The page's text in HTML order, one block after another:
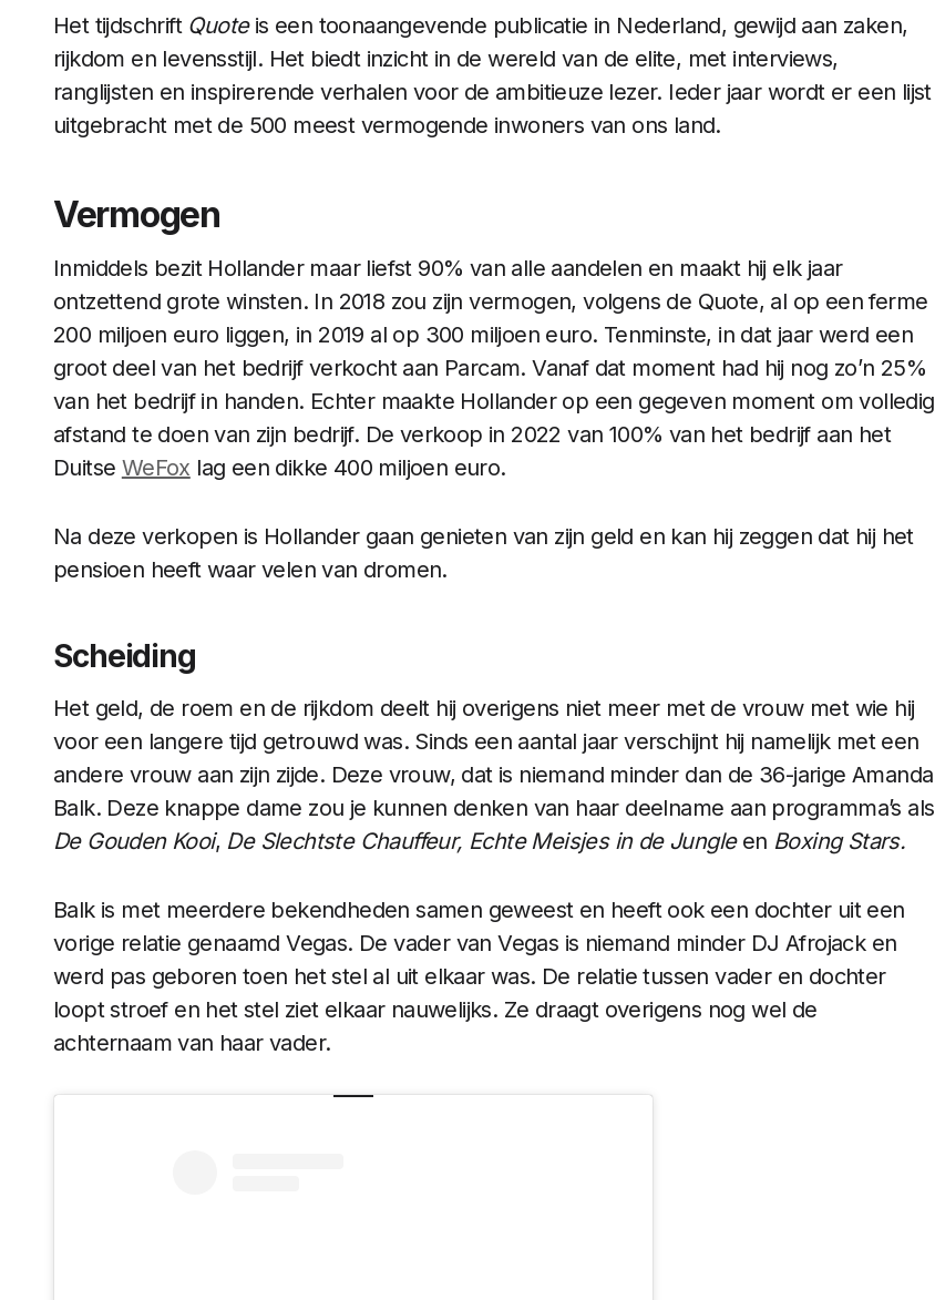
Het tijdschrift Quoteis een toonaangevende publicatie in Nederland, gewijd aan zaken,
rijkdom en levensstijl. Het biedt inzicht in de wereld van de elite, met interviews,
ranglijsten en inspirerende verhalen voor de ambitieuze lezer. Ieder jaar wordt er een lijst
uitgebracht met de 500 meest vermogende inwoners van ons land.
Vermogen
Inmiddels bezit Hollander maar liefst 90% van alle aandelen en maakt hij elk jaar
ontzettend grote winsten. In 2018 zou zijn vermogen, volgens de Quote, al op een ferme
200 miljoen euro liggen, in 2019 al op 300 miljoen euro. Tenminste, in dat jaar werd een
groot deel van het bedrijf verkocht aan Parcam. Vanaf dat moment had hij nog zo’n 25%
van het bedrijf in handen. Echter maakte Hollander op een gegeven moment om volledig
afstand te doen van zijn bedrijf. De verkoop in 2022 van 100% van het bedrijf aan het
Duitse WeFox lag een dikke 400 miljoen euro.
Na deze verkopen is Hollander gaan genieten van zijn geld en kan hij zeggen dat hij het
pensioen heeft waar velen van dromen.
Scheiding
Het geld, de roem en de rijkdom deelt hij overigens niet meer met de vrouw met wie hij
voor een langere tijd getrouwd was. Sinds een aantal jaar verschijnt hij namelijk met een
andere vrouw aan zijn zijde. Deze vrouw, dat is niemand minder dan de 36-jarige Amanda
Balk. Deze knappe dame zou je kunnen denken van haar deelname aan programma’s als
De Gouden Kooi, De Slechtste Chauffeur, Echte Meisjes in de Jungle en Boxing Stars.
Balk is met meerdere bekendheden samen geweest en heeft ook een dochter uit een
vorige relatie genaamd Vegas. De vader van Vegas is niemand minder DJ Afrojack en
werd pas geboren toen het stel al uit elkaar was. De relatie tussen vader en dochter
loopt stroef en het stel ziet elkaar nauwelijks. Ze draagt overigens nog wel de
achternaam van haar vader.